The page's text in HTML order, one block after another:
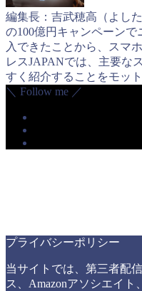
編集長：吉武穂高（よし
の100億円キャンペーン
入できたことから、スマ
レスJAPANでは、主要な
すく紹介することをモッ
＼ Follow me ／
プライバシーポリシー
当サイトでは、第三者配
ス、Amazonアソシエイト